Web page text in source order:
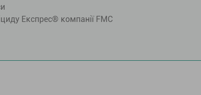
Експрес® компанії FMC